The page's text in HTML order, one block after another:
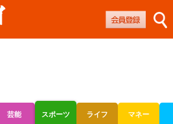
芸能 スポーツ ライフ マネー